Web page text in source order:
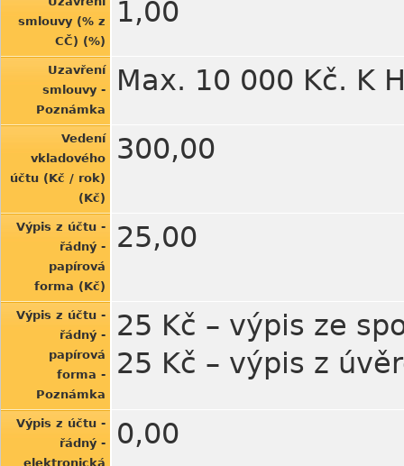
smlouvy (% z
CČ) (%)
1,00
Uzavření
smlouvy -
Poznámka
Max. 10 000 Kč. K
Vedení
vkladového
účtu (Kč / rok)
(Kč)
300,00
Výpis z účtu -
řádný -
papírová
forma (Kč)
25,00
Výpis z účtu -
řádný -
papírová
forma -
Poznámka
25 Kč – výpis ze
25 Kč – výpis z
Výpis z účtu -
řádný -
elektronická
0,00